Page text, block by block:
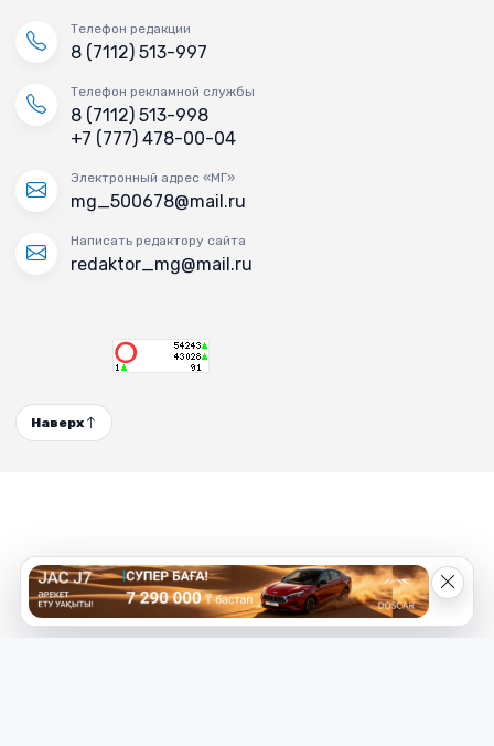
Телефон редакции
8 (7112) 513-997
Телефон рекламной службы
8 (7112) 513-998
+7 (777) 478-00-04
Электронный адрес «МГ»
mg_500678@mail.ru
Написать редактору сайта
redaktor_mg@mail.ru
Наверх